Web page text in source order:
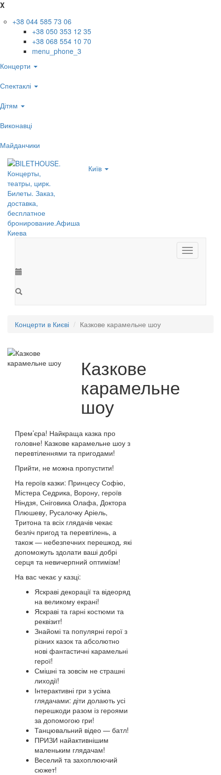
X
+38 044 585 73 06
+38 050 353 12 35
+38 068 554 10 70
menu_phone_3
Концерти
Спектаклі
Дітям
Виконавці
Майданчики
Київ
Toggle
navigation
Концерти в Києві Казкове карамельне шоу
Казкове
карамельне
шоу
Прем’єра! Найкраща казка про
головне! Казкове карамельне шоу з
перевтіленнями та пригодами!
Прийти, не можна пропустити!
На героїв казки: Принцесу Софію,
Містера Седрика, Ворону, героїв
Ніндзя, Сніговика Олафа, Доктора
Плюшеву, Русалочку Аріель,
Тритона та всіх глядачів чекає
безліч пригод та перевтілень, а
також — небезпечних перешкод, які
допоможуть здолати ваші добрі
серця та невичерпний оптимізм!
На вас чекає у казці:
Яскраві декорації та відеоряд
на великому екрані!
Яскраві та гарні костюми та
реквізит!
Знайомі та популярні герої з
різних казок та абсолютно
нові фантастичні карамельні
герої!
Смішні та зовсім не страшні
лиходії!
Інтерактивні гри з усіма
глядачами: діти долають усі
перешкоди разом із героями
за допомогою гри!
Танцювальний відео — батл!
ПРИЗИ найактивнішим
маленьким глядачам!
Веселий та захоплюючий
сюжет!